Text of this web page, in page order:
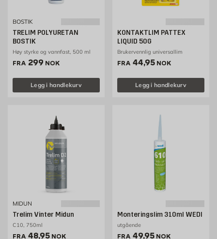
BOSTIK
TRELIM POLYURETAN
BOSTIK
Høy styrke og vannfast, 500 ml
FRA Pris 299 NOK /stk
299 NOK
Legg i handlekurv
KONTAKTLIM PATTEX
LIQUID 50G
Brukervennlig universallim
FRA Pris 44.95 NOK /stk
44,95 NOK
Legg i handlekurv
MIDUN
Trelim Vinter Midun
C10, 750ml
FRA Pris 48.95 NOK /stk
48,95 NOK
Monteringslim 310ml WEDI
utgående
FRA Pris 49.95 NOK /stk
49,95 NOK